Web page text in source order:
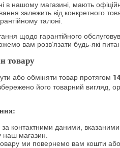
в нашому магазині, мають
залежить від конкретного
талоні.
щодо гарантійного
вам розв’язати будь-які
товару
або обміняти товар протягом
його товарний вигляд,
за контактними даними, вказаними
наш магазин.
ми повернемо вам кошти